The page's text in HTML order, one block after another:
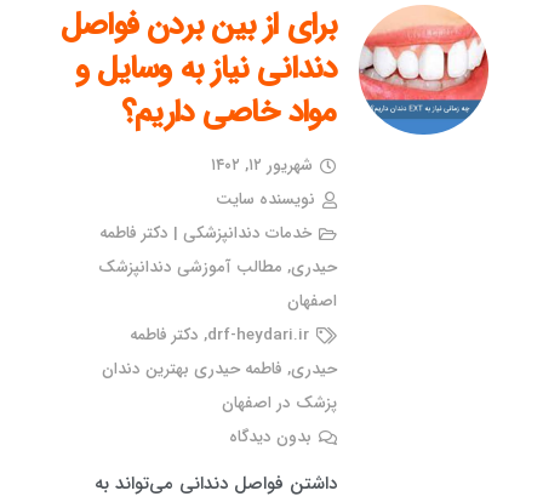
برای از بین بردن فواصل
دندانی نیاز به وسایل و
مواد خاصی داریم؟
شهریور ۱۲, ۱۴۰۲
نویسنده سایت
خدمات دندانپزشکی | دکتر فاطمه
حیدری, مطالب آموزشی دندانپزشک
اصفهان
drf-heydari.ir
, دکتر فاطمه
حیدری, فاطمه حیدری بهترین دندان
پزشک در اصفهان
بدون دیدگاه
داشتن فواصل دندانی می‌تواند به